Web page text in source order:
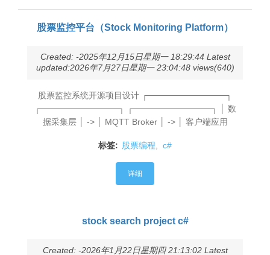
股票监控平台（Stock Monitoring Platform）
Created: -2025年12月15日星期一 18:29:44 Latest
updated:2026年7月27日星期一 23:04:48 views(640)
股票监控系统开源项目设计 ┌─────────────┐
┌─────────────┐ ┌─────────────┐ │ 数
据采集层 │ -> │ MQTT Broker │ -> │ 客户端应用
标签: 股票编程 c#
详细
stock search project c#
Created: -2026年1月22日星期四 21:13:02 Latest